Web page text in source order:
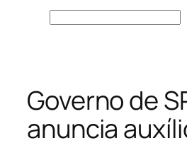
Governo de
anuncia